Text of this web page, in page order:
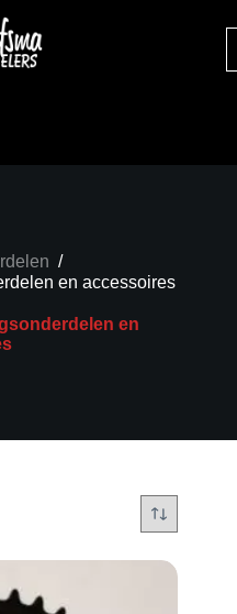
/
en accessoires
en